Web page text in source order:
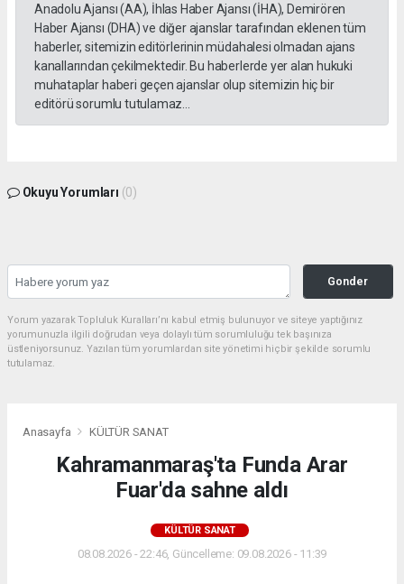
Anadolu Ajansı (AA), İhlas Haber Ajansı (İHA), Demirören
Haber Ajansı (DHA) ve diğer ajanslar tarafından eklenen tüm
haberler, sitemizin editörlerinin müdahalesi olmadan ajans
kanallarından çekilmektedir. Bu haberlerde yer alan hukuki
muhataplar haberi geçen ajanslar olup sitemizin hiç bir
editörü sorumlu tutulamaz...
Okuyu Yorumları (0)
Gonder
Yorum yazarak Topluluk Kuralları’nı kabul etmiş bulunuyor ve siteye yaptığınız
yorumunuzla ilgili doğrudan veya dolaylı tüm sorumluluğu tek başınıza
üstleniyorsunuz. Yazılan tüm yorumlardan site yönetimi hiçbir şekilde sorumlu
tutulamaz.
Anasayfa KÜLTÜR SANAT
Kahramanmaraş'ta Funda Arar
Fuar'da sahne aldı
KÜLTÜR SANAT
08.08.2026 - 22:46, Güncelleme: 09.08.2026 - 11:39